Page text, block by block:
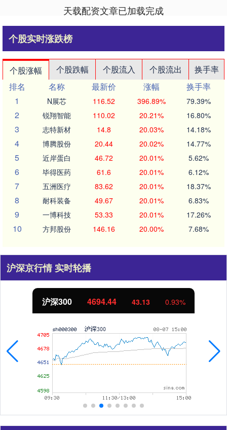
天载配资文章已加载完成
个股实时涨跌榜
个股涨幅 个股跌幅 个股流入 个股流出
换手率
排名
名称 最新价 涨幅
换手率
1
N展芯 116.52 396.89% 79.39%
2 锐翔智能 110.02 20.21% 16.80%
3 志特新材 14.8 20.03% 14.18%
4 博腾股份 20.44 20.02% 14.77%
5 近岸蛋白 46.72 20.01% 5.62%
6 毕得医药 61.6 20.01% 6.12%
7 五洲医疗 83.62 20.01% 18.37%
8 耐科装备 49.67 20.01% 6.83%
9 一博科技 53.33 20.01% 17.26%
10 方邦股份 146.16 20.00% 7.68%
沪深京行情 实时轮播
沪深300 4694.44 43.13 0.93%